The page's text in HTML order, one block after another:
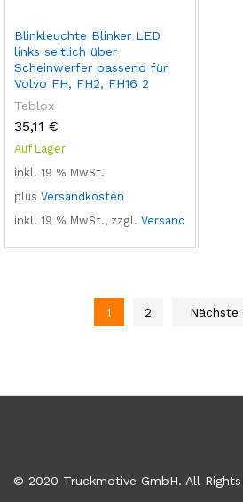
Blinkleuchte Blinker LED
links seitlich über
Scheinwerfer passend für
Volvo FH, FH2, FH16 2
Teblox
35,11 €
Auf Lager
inkl. 19 % MwSt.
plus Versandkosten
inkl. 19 % MwSt., zzgl. Versand
1 2 Nächste
© 2020 Truckmotive GmbH. All Rights